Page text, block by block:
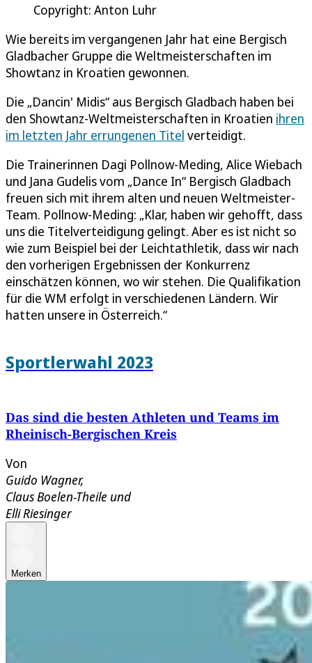
Copyright: Anton Luhr
Wie bereits im vergangenen Jahr hat eine Bergisch
Gladbacher Gruppe die Weltmeisterschaften im
Showtanz in Kroatien gewonnen.
Die „Dancin' Midis“ aus Bergisch Gladbach haben bei
den Showtanz-Weltmeisterschaften in Kroatien ihren
im letzten Jahr errungenen Titel verteidigt.
Die Trainerinnen Dagi Pollnow-Meding, Alice Wiebach
und Jana Gudelis vom „Dance In“ Bergisch Gladbach
freuen sich mit ihrem alten und neuen Weltmeister-
Team. Pollnow-Meding: „Klar, haben wir gehofft, dass
uns die Titelverteidigung gelingt. Aber es ist nicht so
wie zum Beispiel bei der Leichtathletik, dass wir nach
den vorherigen Ergebnissen der Konkurrenz
einschätzen können, wo wir stehen. Die Qualifikation
für die WM erfolgt in verschiedenen Ländern. Wir
hatten unsere in Österreich.“
Sportlerwahl 2023
Das sind die besten Athleten und Teams im
Rheinisch-Bergischen Kreis
Von
Guido Wagner,
Claus Boelen-Theile und
Elli Riesinger
Merken